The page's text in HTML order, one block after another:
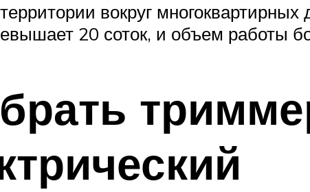
вокруг многоквартирных
20 соток, и объем работы